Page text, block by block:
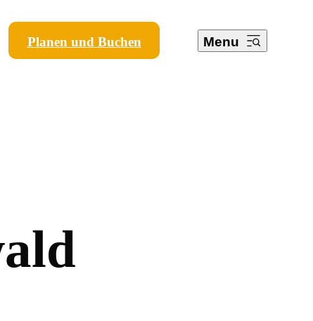
Planen und Buchen Menu
ald